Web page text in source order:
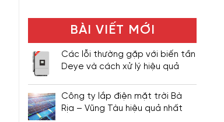
BÀI VIẾT MỚI
Các lỗi thường gặp với biến tần
Deye và cách xử lý hiệu quả
Công ty lắp điện mặt trời Bà
Rịa – Vũng Tàu hiệu quả nhất